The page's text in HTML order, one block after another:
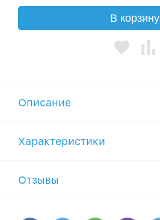
В корзину
Описание
Характеристики
Отзывы